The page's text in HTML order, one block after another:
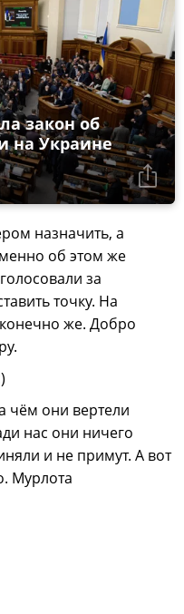
закон об
на Украине
назначить, а
об этом же
за
точку. На
же. Добро
чём они вертели
нас они ничего
и не примут. А вот
Мурлота